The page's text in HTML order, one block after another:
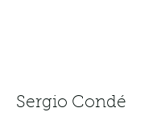
Sergio Condé